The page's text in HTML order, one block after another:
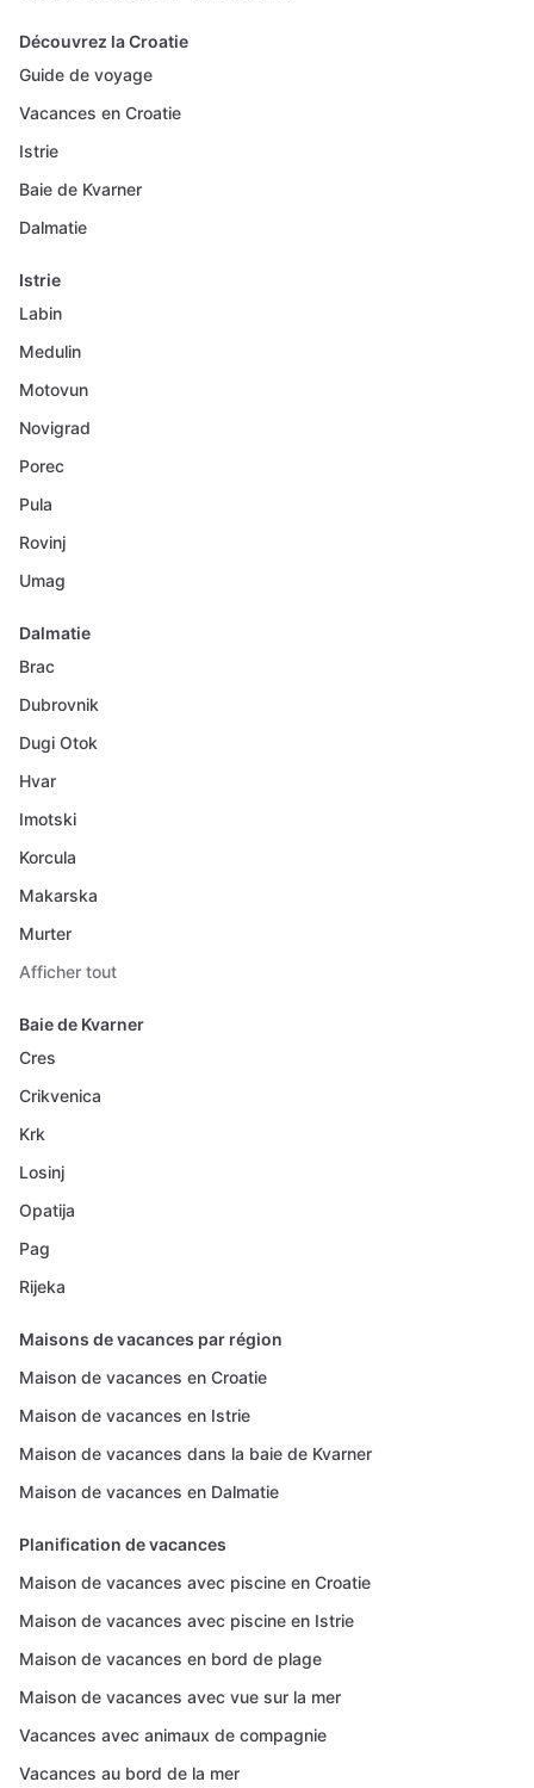
Découvrez la Croatie
Guide de voyage
Vacances en Croatie
Istrie
Baie de Kvarner
Dalmatie
Istrie
Labin
Medulin
Motovun
Novigrad
Porec
Pula
Rovinj
Umag
Dalmatie
Brac
Dubrovnik
Dugi Otok
Hvar
Imotski
Korcula
Makarska
Murter
Afficher tout
Baie de Kvarner
Cres
Crikvenica
Krk
Losinj
Opatija
Pag
Rijeka
Maisons de vacances par région
Maison de vacances en Croatie
Maison de vacances en Istrie
Maison de vacances dans la baie de Kvarner
Maison de vacances en Dalmatie
Planification de vacances
Maison de vacances avec piscine en Croatie
Maison de vacances avec piscine en Istrie
Maison de vacances en bord de plage
Maison de vacances avec vue sur la mer
Vacances avec animaux de compagnie
Vacances au bord de la mer